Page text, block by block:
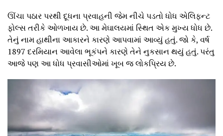
ઊંચા પઠાર પરથી દૂધના પ્રવાહની જેમ નીચે પડતો ધોધ એલિફન્ટ
ફોલ્સ તરીકે ઓળખાય છે. આ મેઘાલયમાં સ્થિત એક મુખ્ય ધોધ છે.
તેનું નામ હાથીના આકારને કારણે આપવામાં આવ્યું હતું. જો કે, વર્ષ
1897 દરમિયાન આવેલા ભૂકંપને કારણે તેને નુકસાન થયું હતું. પરંતુ
આજે પણ આ ધોધ પ્રવાસીઓમાં ખૂબ જ લોકપ્રિય છે.